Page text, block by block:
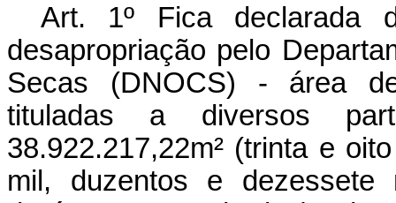
Art. 1º Fica declarada
desapropriação pelo
Secas (DNOCS) - área
tituladas a diversos
38.922.217,22m² (trinta e
mil, duzentos e